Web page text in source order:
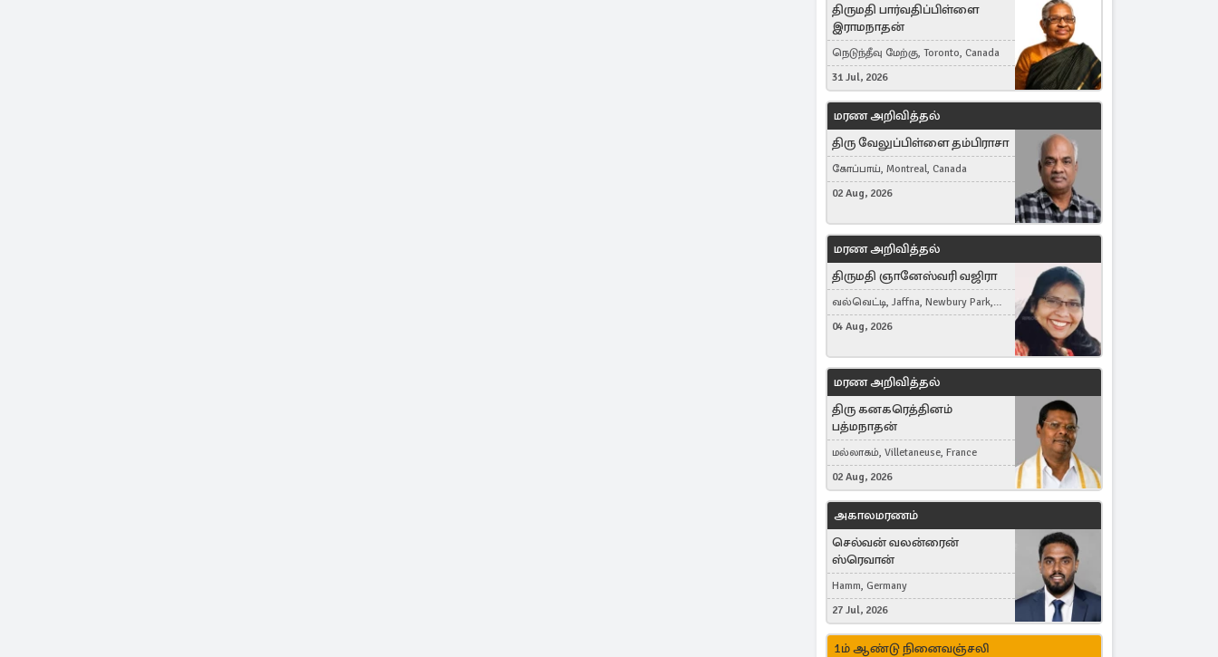
திருமதி பார்வதிப்பிள்ளை
இராமநாதன்
நெடுந்தீவு மேற்கு, Toronto, Canada
31 Jul, 2026
மரண அறிவித்தல்
திரு வேலுப்பிள்ளை தம்பிராசா
கோப்பாய், Montreal, Canada
02 Aug, 2026
மரண அறிவித்தல்
திருமதி ஞானேஸ்வரி வஜிரா
வல்வெட்டி, Jaffna, Newbury Park,
United Kingdom
04 Aug, 2026
மரண அறிவித்தல்
திரு கனகரெத்தினம்
பத்மநாதன்
மல்லாகம், Villetaneuse, France
02 Aug, 2026
அகாலமரணம்
செல்வன் வலன்ரைன்
ஸ்ரெவான்
Hamm, Germany
27 Jul, 2026
1ம் ஆண்டு நினைவஞ்சலி